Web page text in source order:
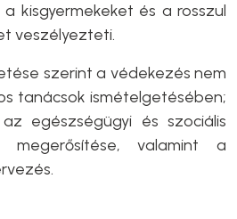
kisgyermekeket és a rosszul
veszélyezteti.
szerint a védekezés nem
tanácsok ismételgetésében;
egészségügyi és szociális
megerősítése, valamint a